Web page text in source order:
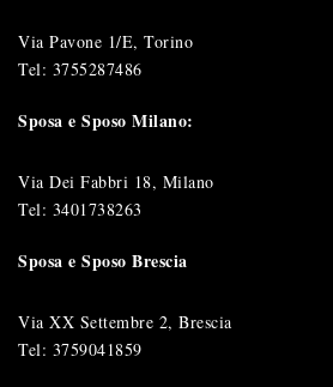
Via Pavone 1/E, Torino
Tel: 3755287486
Sposa e Sposo Milano:
Via Dei Fabbri 18, Milano
Tel: 3401738263
Sposa e Sposo Brescia
Via XX Settembre 2, Brescia
Tel: 3759041859